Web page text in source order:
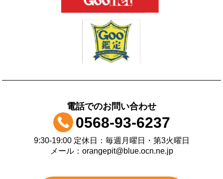
電話でのお問い合わせ
0568-93-6237
9:30-19:00 定休日：毎週月曜日・第3火曜日
メール：orangepit@blue.ocn.ne.jp